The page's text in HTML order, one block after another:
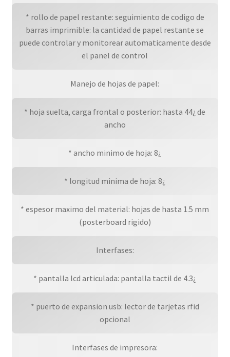
* rollo de papel restante: seguimiento de codigo de
barras imprimible: la cantidad de papel restante se
puede controlar y monitorear automaticamente desde
el panel de control
Manejo de hojas de papel:
* hoja suelta, carga frontal o posterior: hasta 44¿ de
ancho
* ancho minimo de hoja: 8¿
* longitud minima de hoja: 8¿
* espesor maximo del material: hojas de hasta 1.5 mm
(posterboard rigido)
Interfases:
* pantalla lcd articulada: pantalla tactil de 4.3¿
* puerto de expansion usb: lector de tarjetas rfid
opcional
Interfases de impresora: